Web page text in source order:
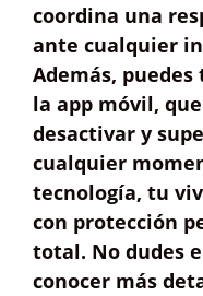
coordina una
ante cualquier
Además, puedes
la app móvil,
desactivar y
cualquier
tecnología, tu
con protección
total. No dudes
conocer más